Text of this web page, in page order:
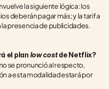
la siguiente lógica: los
deberán pagar más; y la tarifa
presencia de publicidades.
el plan low cost
se pronunció al respecto,
aunque se estima que la suscripción a esta modalidad estará por